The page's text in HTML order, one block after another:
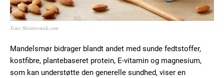
Foto: Shutterstock.com
Mandelsmør bidrager blandt andet med sunde fedtstoffer,
kostfibre, plantebaseret protein, E-vitamin og magnesium,
som kan understøtte den generelle sundhed, viser en